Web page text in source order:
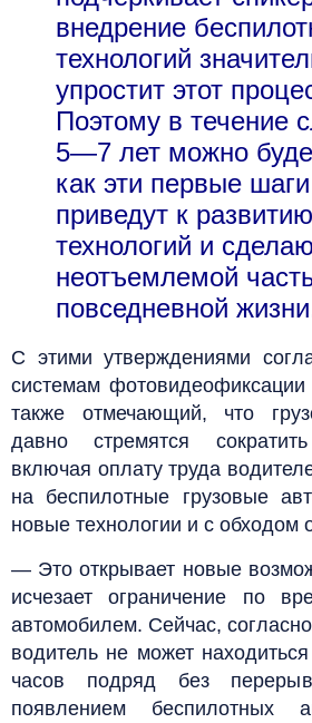
внедрение
технологий
упростит этот
Поэтому в течение
5—7 лет можно
как эти первые
приведут к развитию
технологий и
неотъемлемой
повседневной
С этими утверждениями
системам
также отмечающий, что
давно стремятся
включая оплату труда
на беспилотные грузовые
новые технологии и с обходом
— Это открывает новые
исчезает ограничение по
автомобилем. Сейчас, согласно
водитель не может
часов подряд без
появлением беспилотных